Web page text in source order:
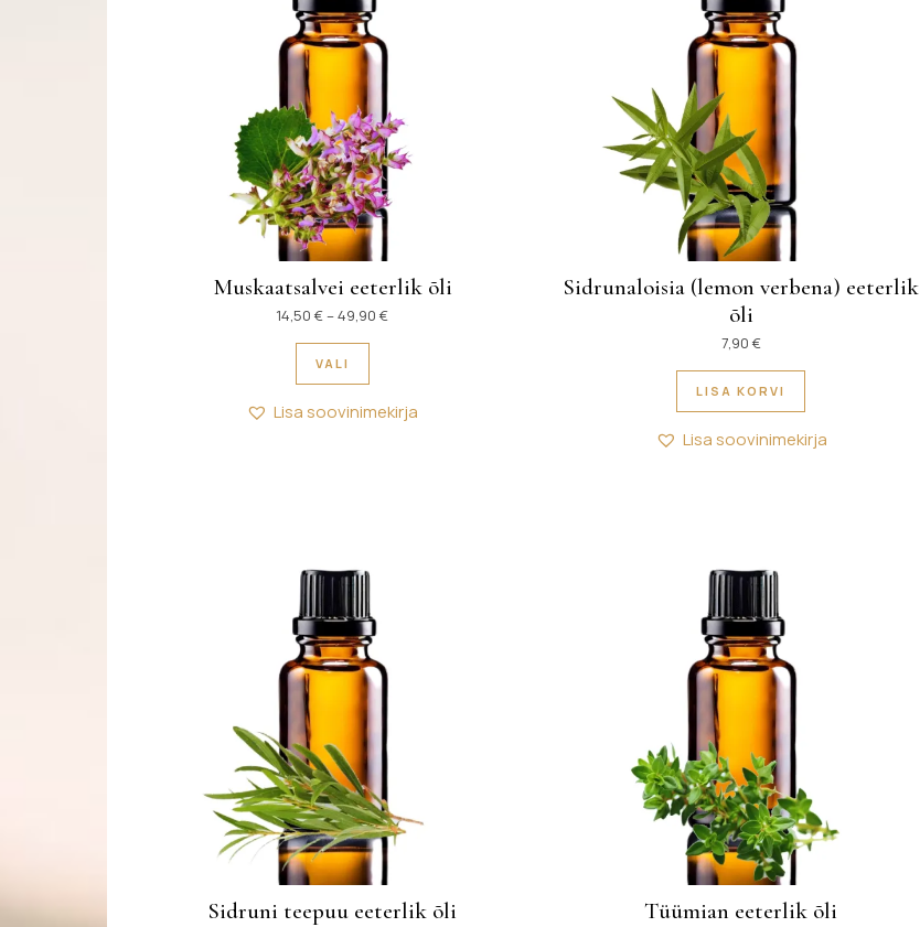
Muskaatsalvei eeterlik õli
14,50€–49,90€Hinnavahemik: 14,50 € kuni 49,90 €
VALI
Sellel tootel on mitu varianti. Valikuid saab teha tootelehel.
Lisa soovinimekirja
Sidrunaloisia (lemon verbena) eeterlik
õli
7,90 €
LISA KORVI
Lisa soovinimekirja
Sidruni teepuu eeterlik õli Tüümian eeterlik õli